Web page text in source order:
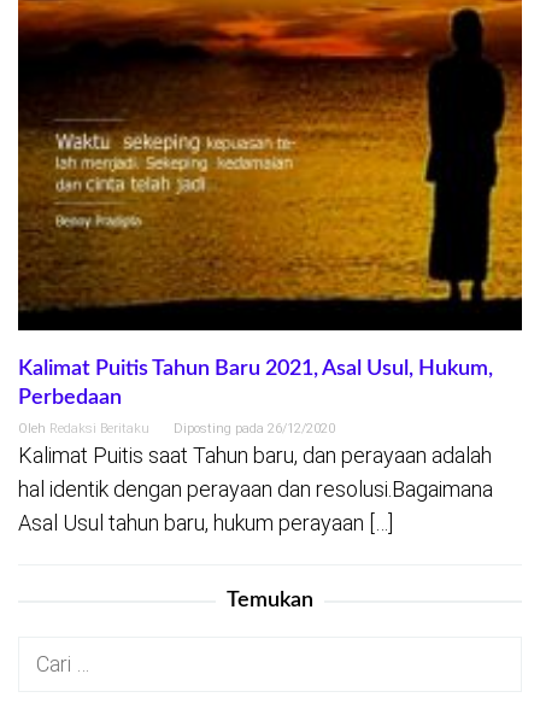
Kalimat Puitis Tahun Baru 2021, Asal Usul, Hukum,
Perbedaan
Oleh Redaksi Beritaku Diposting pada 26/12/2020
Kalimat Puitis saat Tahun baru, dan perayaan adalah
hal identik dengan perayaan dan resolusi.Bagaimana
Asal Usul tahun baru, hukum perayaan […]
Temukan
Cari